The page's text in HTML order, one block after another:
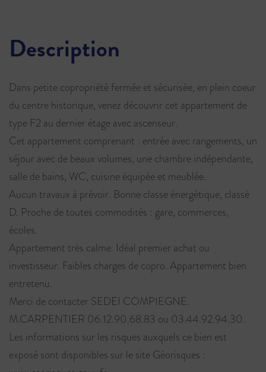
Description
Dans petite copropriété fermée et sécurisée, en plein coeur
du centre historique, venez découvrir cet appartement de
type F2 au dernier étage avec ascenseur.
Cet appartement comprenant : entrée avec rangements, un
séjour avec de beaux volumes, une chambre indépendante,
salle de bains, WC, cuisine équipée et meublée.
Aucun travaux à prévoir. Bonne classe énergétique, classé
D. Proche de toutes commodités : gare, commerces,
écoles.
Appartement très calme. Idéal premier achat ou
investisseur. Faibles charges de copro. Appartement bien
entretenu.
Merci de contacter SEDEI COMPIEGNE.
M.CARPENTIER 06.12.90.68.83 ou 03.44.92.94.30.
Les informations sur les risques auxquels ce bien est
exposé sont disponibles sur le site Géorisques :